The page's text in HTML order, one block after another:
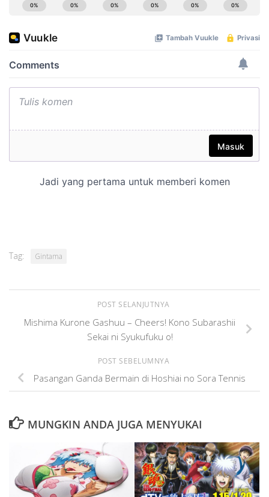
Tag: Gintama
POST SELANJUTNYA
Mishima Kurone Gashuu – Cheers! Kono Subarashii
Sekai ni Syukufuku o!
POST SEBELUMNYA
Pasangan Ganda Bermain di Hoshiai no Sora Tennis
MUNGKIN ANDA JUGA MENYUKAI